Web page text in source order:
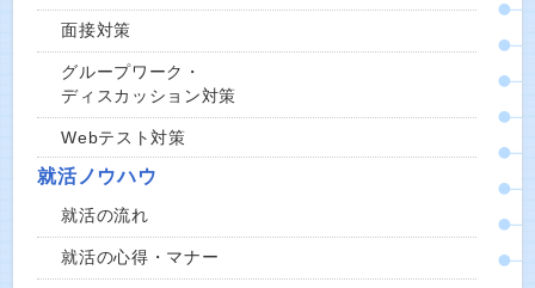
面接対策
グループワーク・
ディスカッション対策
Webテスト対策
就活ノウハウ
就活の流れ
就活の心得・マナー